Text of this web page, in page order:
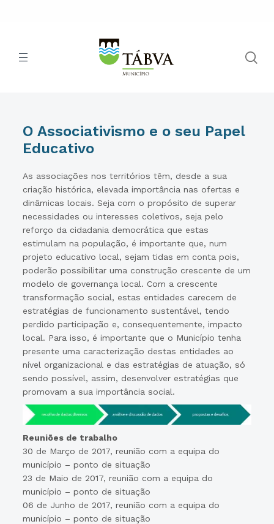
O Associativismo e o seu Papel
Educativo
As associações nos territórios têm, desde a sua
criação histórica, elevada importância nas ofertas e
dinâmicas locais. Seja com o propósito de superar
necessidades ou interesses coletivos, seja pelo
reforço da cidadania democrática que estas
estimulam na população, é importante que, num
projeto educativo local, sejam tidas em conta pois,
poderão possibilitar uma construção crescente de um
modelo de governança local. Com a crescente
transformação social, estas entidades carecem de
estratégias de funcionamento sustentável, tendo
perdido participação e, consequentemente, impacto
local. Para isso, é importante que o Município tenha
presente uma caracterização destas entidades ao
nível organizacional e das estratégias de atuação, só
sendo possível, assim, desenvolver estratégias que
promovam a sua importância social.
Reuniões de trabalho
30 de Março de 2017, reunião com a equipa do
município – ponto de situação
23 de Maio de 2017, reunião com a equipa do
município – ponto de situação
06 de Junho de 2017, reunião com a equipa do
município – ponto de situação